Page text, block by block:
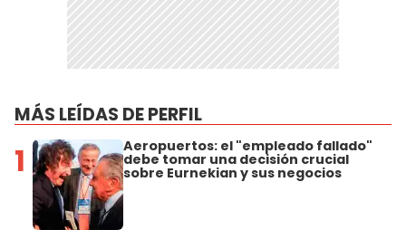
MÁS LEÍDAS DE PERFIL
1 Aeropuertos: el "empleado fallado"
debe tomar una decisión crucial
sobre Eurnekian y sus negocios